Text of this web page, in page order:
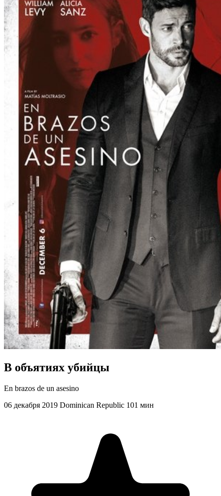
В объятиях убийцы
En brazos de un asesino
06 декабря 2019 Dominican Republic 101 мин